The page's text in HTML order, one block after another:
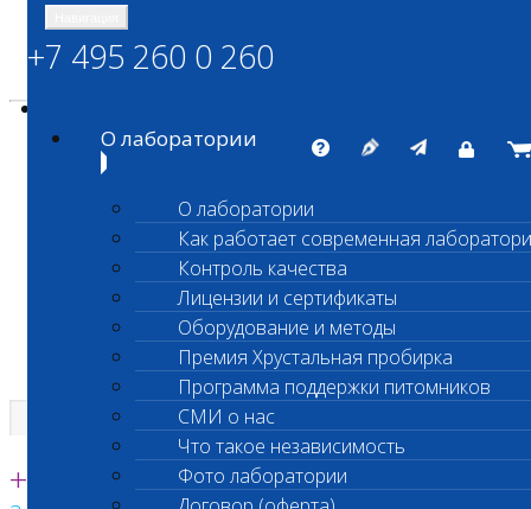
ШАНС БИО
Независимая ветеринарная лаборатория
Единая круглосуточная справочная
+7 495 260 0 260
+7 495 260 0 260
О лаборатории
О лаборатории
Как работает современная
Контроль качества
Лицензии и сертификаты
Оборудование и методы
Премия Хрустальная пробирка
Программа поддержки питомников
СМИ о нас
Что такое независимость
Фото лаборатории